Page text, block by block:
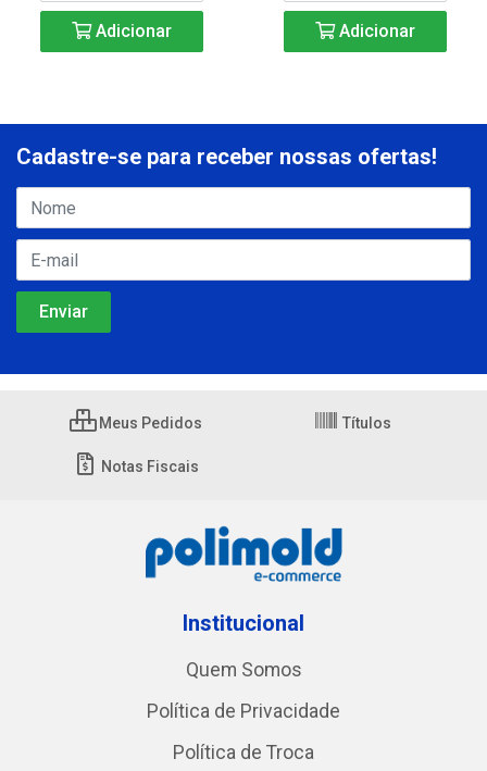
Adicionar Adicionar
Cadastre-se para receber nossas ofertas!
Meus Pedidos Títulos
Notas Fiscais
Institucional
Quem Somos
Política de Privacidade
Política de Troca